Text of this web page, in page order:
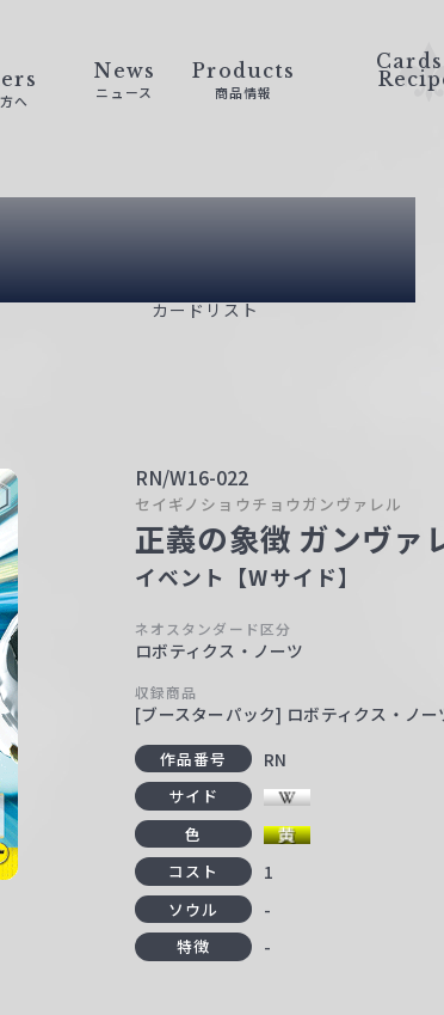
へ
News
ニュース
Products
商品情報
List
カードリスト
RN/W16-022
セイギノショウチョウガンヴァレル
正義の象徴 ガンヴァ
イベント【Wサイド】
ネオスタンダード区分
ロボティクス・ノーツ
収録商品
[ブースターパック] ロボティクス・ノー
作品番号 RN
サイド
色
コスト 1
ソウル -
特徴 -